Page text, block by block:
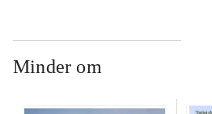
Minder om